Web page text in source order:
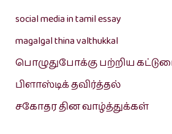
social media in tamil essay
magalgal thina valthukkal
பொழுதுபோக்கு பற்றிய
பிளாஸ்டிக் தவிர்த்தல்
சகோதர தின வாழ்த்துக்கள்